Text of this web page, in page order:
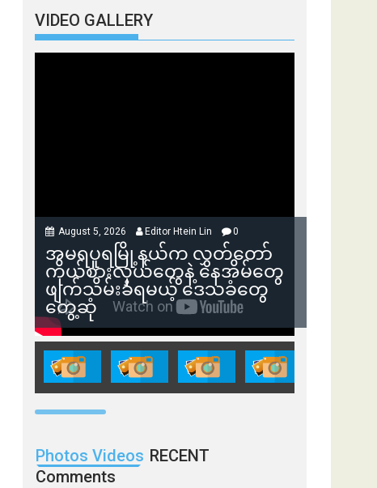
VIDEO GALLERY
August 5, 2026 Editor Htein Lin 0
အမရပူရမြို့နယ်က လွှတ်တော်
ကိုယ်စားလှယ်တွေနဲ့ နေအိမ်တွေ
ဖျက်သိမ်းခံရမယ့် ဒေသခံတွေ
တွေ့ဆုံ
Photos Videos RECENT
Comments